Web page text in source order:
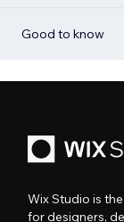
Good to know
Wix Studio is
for designers,